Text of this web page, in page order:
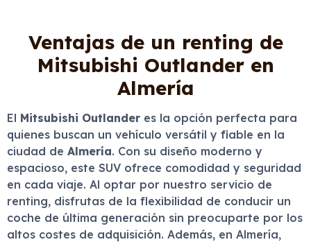
Ventajas de un renting de
Mitsubishi Outlander en
Almería
El Mitsubishi Outlander es la opción perfecta para
quienes buscan un vehículo versátil y fiable en la
ciudad de Almería. Con su diseño moderno y
espacioso, este SUV ofrece comodidad y seguridad
en cada viaje. Al optar por nuestro servicio de
renting, disfrutas de la flexibilidad de conducir un
coche de última generación sin preocuparte por los
altos costes de adquisición. Además, en Almería,